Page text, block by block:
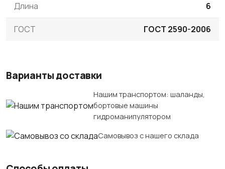
Длина 6
ГОСТ ГОСТ 2590-2006
Варианты доставки
Нашим транспортом: шаланды,
бортовые машины
гидроманипулятором
Самовывоз с нашего склада